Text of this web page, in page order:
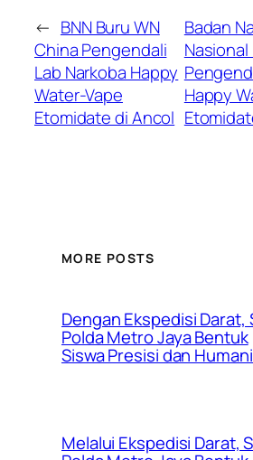
← BNN Buru WN
China Pengendali
Lab Narkoba Happy
Water-Vape
Etomidate di Ancol
Badan
Nasional
Happy
MORE POSTS
Dengan Ekspedisi Darat,
Polda Metro Jaya Bentuk
Siswa Presisi dan
Melalui Ekspedisi Darat,